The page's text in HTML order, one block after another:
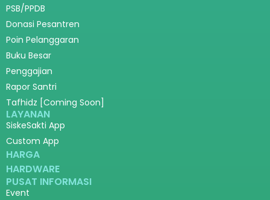
PSB/PPDB
Donasi Pesantren
Poin Pelanggaran
Buku Besar
Penggajian
Rapor Santri
Tafhidz [Coming Soon]
LAYANAN
SiskeSakti App
Custom App
HARGA
HARDWARE
PUSAT INFORMASI
Event